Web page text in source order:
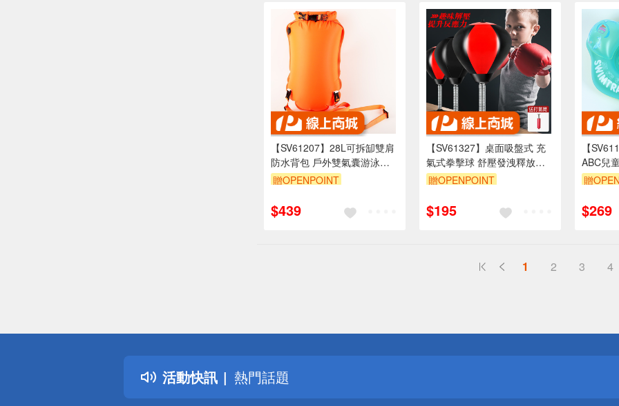
【SV61207】28L可拆缷雙肩
防水背包 戶外雙氣囊游泳浮
漂 可儲物游泳包 遊泳浮球 遡
贈OPENPOINT
$439
【SV61327】桌面吸盤式 充
氣式拳擊球 舒壓發洩釋放壓
力 解壓神器辦公室 拳擊反應
贈OPENPOINT
$195
【
ABC兒
充氣游
贈
$269
1 2 3 4
活動快訊
得獎公告
熱門話題
銀行優惠
偏遠地區配送